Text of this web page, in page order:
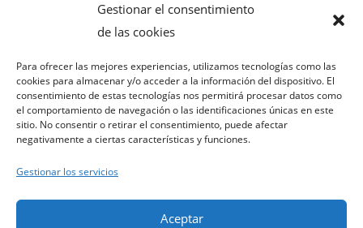
Gestionar el consentimiento
de las cookies
Para ofrecer las mejores experiencias, utilizamos tecnologías como las
cookies para almacenar y/o acceder a la información del dispositivo. El
consentimiento de estas tecnologías nos permitirá procesar datos como
el comportamiento de navegación o las identificaciones únicas en este
sitio. No consentir o retirar el consentimiento, puede afectar
negativamente a ciertas características y funciones.
Gestionar los servicios
Aceptar